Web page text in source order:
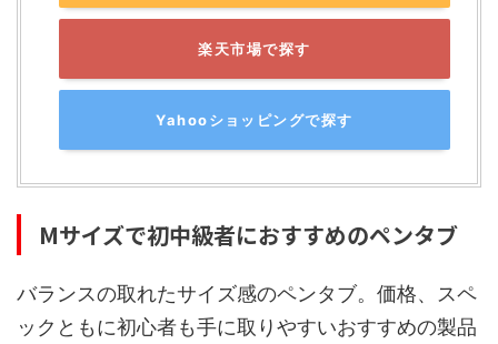
楽天市場で探す
Yahooショッピングで探す
Mサイズで初中級者におすすめのペンタブ
バランスの取れたサイズ感のペンタブ。価格、スペ
ックともに初心者も手に取りやすいおすすめの製品